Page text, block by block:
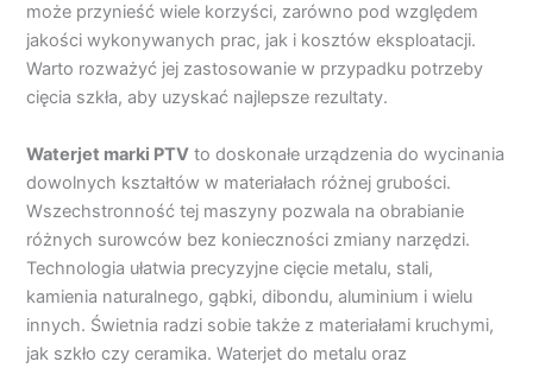
może przynieść wiele korzyści, zarówno pod względem
jakości wykonywanych prac, jak i kosztów eksploatacji.
Warto rozważyć jej zastosowanie w przypadku potrzeby
cięcia szkła, aby uzyskać najlepsze rezultaty.
Waterjet marki PTV to doskonałe urządzenia do wycinania
dowolnych kształtów w materiałach różnej grubości.
Wszechstronność tej maszyny pozwala na obrabianie
różnych surowców bez konieczności zmiany narzędzi.
Technologia ułatwia precyzyjne cięcie metalu, stali,
kamienia naturalnego, gąbki, dibondu, aluminium i wielu
innych. Świetnia radzi sobie także z materiałami kruchymi,
jak szkło czy ceramika. Waterjet do metalu oraz